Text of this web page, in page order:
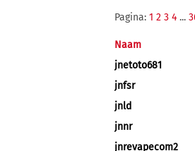
Pagina: 1 2 3 4 ...
Naam
jnetoto681
jnfsr
jnld
jnnr
jnrevapecom2